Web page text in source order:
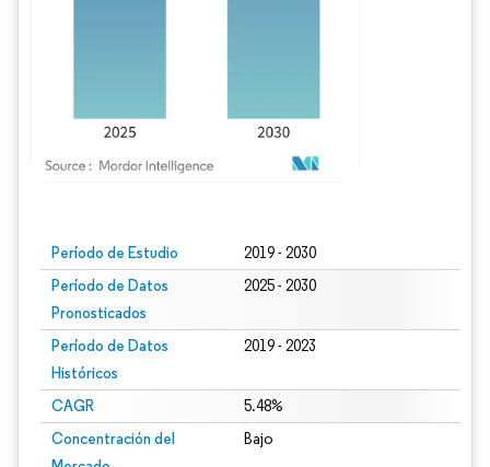
Período de Estudio 2019 - 2030
Período de Datos
Pronosticados
2025 - 2030
Período de Datos
Históricos
2019 - 2023
CAGR 5.48%
Concentración del
Bajo